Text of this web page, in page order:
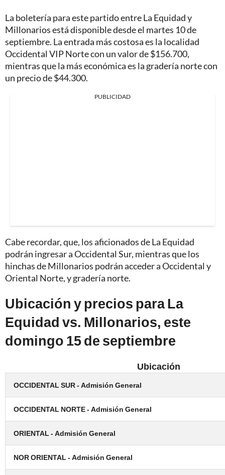
La boletería para este partido entre La Equidad y
Millonarios está disponible desde el martes 10 de
septiembre. La entrada más costosa es la localidad
Occidental VIP Norte con un valor de $156.700,
mientras que la más económica es la gradería norte con
un precio de $44.300.
PUBLICIDAD
Cabe recordar, que, los aficionados de La Equidad
podrán ingresar a Occidental Sur, mientras que los
hinchas de Millonarios podrán acceder a Occidental y
Oriental Norte, y gradería norte.
Ubicación y precios para La
Equidad vs. Millonarios, este
domingo 15 de septiembre
Ubicación
OCCIDENTAL SUR - Admisión General
OCCIDENTAL NORTE - Admisión General
ORIENTAL - Admisión General
NOR ORIENTAL - Admisión General